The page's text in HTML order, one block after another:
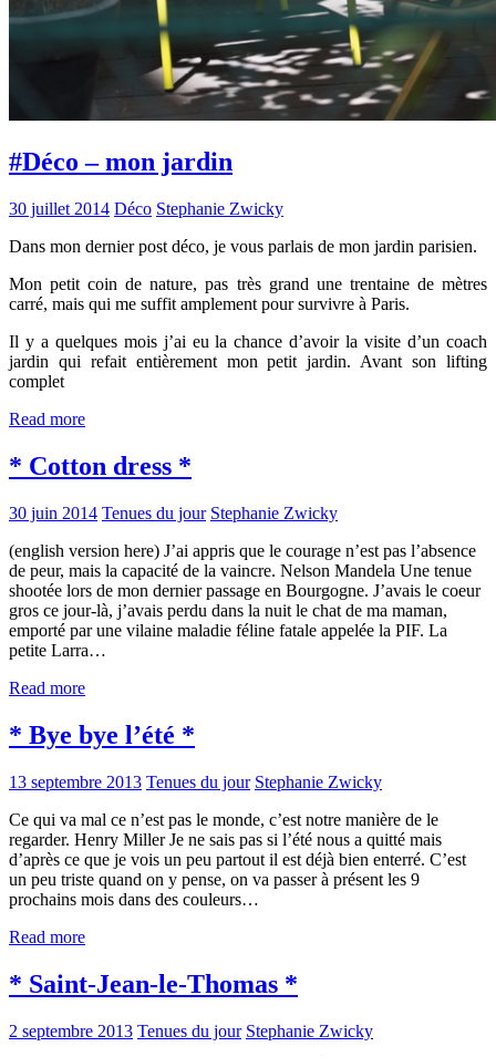
#Déco – mon jardin
30 juillet 2014 Déco Stephanie Zwicky
Dans mon dernier post déco, je vous parlais de mon jardin parisien.
Mon petit coin de nature, pas très grand une trentaine de mètres
carré, mais qui me suffit amplement pour survivre à Paris.
Il y a quelques mois j’ai eu la chance d’avoir la visite d’un coach
jardin qui refait entièrement mon petit jardin. Avant son lifting
complet
Read more
* Cotton dress *
30 juin 2014 Tenues du jour Stephanie Zwicky
(english version here) J’ai appris que le courage n’est pas l’absence
de peur, mais la capacité de la vaincre. Nelson Mandela Une tenue
shootée lors de mon dernier passage en Bourgogne. J’avais le coeur
gros ce jour-là, j’avais perdu dans la nuit le chat de ma maman,
emporté par une vilaine maladie féline fatale appelée la PIF. La
petite Larra…
Read more
* Bye bye l’été *
13 septembre 2013 Tenues du jour Stephanie Zwicky
Ce qui va mal ce n’est pas le monde, c’est notre manière de le
regarder. Henry Miller Je ne sais pas si l’été nous a quitté mais
d’après ce que je vois un peu partout il est déjà bien enterré. C’est
un peu triste quand on y pense, on va passer à présent les 9
prochains mois dans des couleurs…
Read more
* Saint-Jean-le-Thomas *
2 septembre 2013 Tenues du jour Stephanie Zwicky